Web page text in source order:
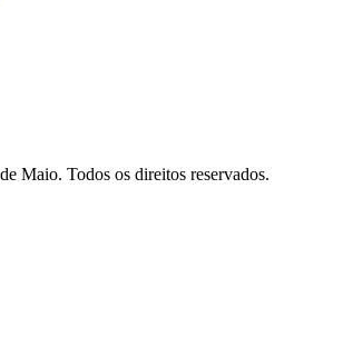
Maio. Todos os direitos reservados.